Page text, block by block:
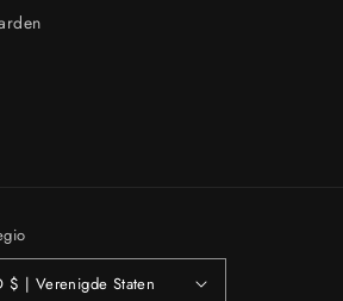
USD $ | Verenigde Staten